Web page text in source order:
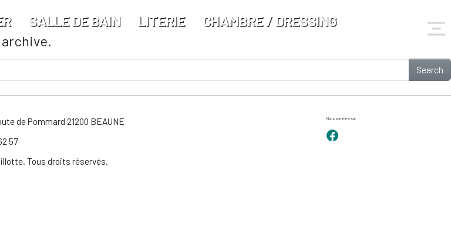
SALLE DE BAIN LITERIE CHAMBRE / DRESSING
Search
de Pommard 21200 BEAUNE
57
Tous droits réservés.
Nous sommes sur